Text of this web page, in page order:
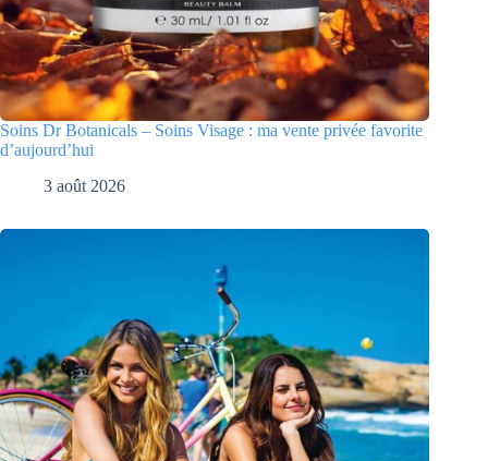
Soins Dr Botanicals – Soins Visage : ma vente privée favorite
d’aujourd’hui
3 août 2026